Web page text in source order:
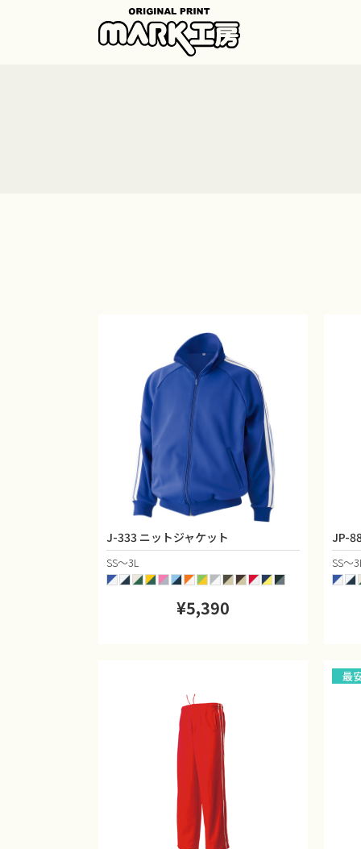
J-333 ニットジャケット
SS〜3L
¥5,390
JP-
SS〜
最